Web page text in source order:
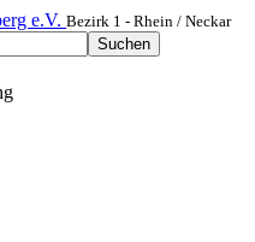
e.V. Bezirk 1 - Rhein / Neckar
Suchen